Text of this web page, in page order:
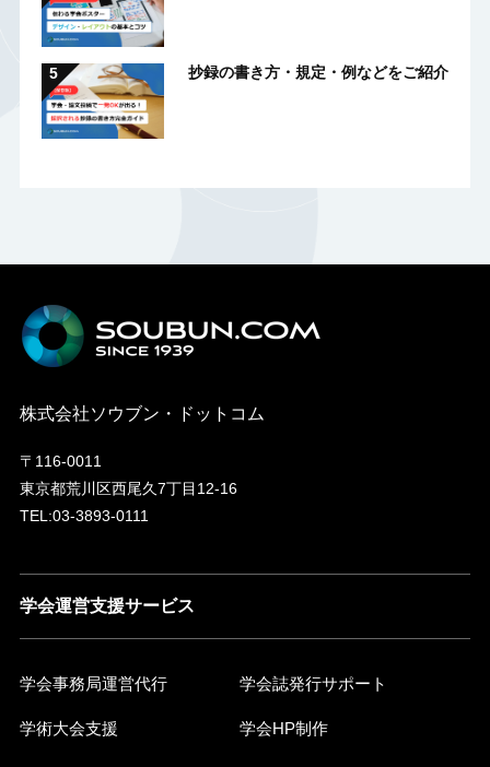
抄録の書き方・規定・例などをご紹介
株式会社ソウブン・ドットコム
〒116-0011
東京都荒川区西尾久7丁目12-16
TEL:03-3893-0111
学会運営支援サービス
学会事務局運営代行 学会誌発行サポート
学術大会支援 学会HP制作